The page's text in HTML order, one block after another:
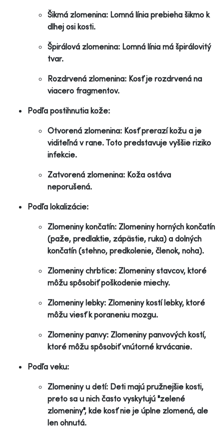
Šikmá zlomenina: Lomná línia prebieha šikmo k
dlhej osi kosti.
Špirálová zlomenina: Lomná línia má špirálovitý
tvar.
Rozdrvená zlomenina: Kosť je rozdrvená na
viacero fragmentov.
Podľa postihnutia kože:
Otvorená zlomenina: Kosť prerazí kožu a je
viditeľná v rane. Toto predstavuje vyššie riziko
infekcie.
Zatvorená zlomenina: Koža ostáva
neporušená.
Podľa lokalizácie:
Zlomeniny končatín: Zlomeniny horných končatín
(paže, predlaktie, zápästie, ruka) a dolných
končatín (stehno, predkolenie, členok, noha).
Zlomeniny chrbtice: Zlomeniny stavcov, ktoré
môžu spôsobiť poškodenie miechy.
Zlomeniny lebky: Zlomeniny kostí lebky, ktoré
môžu viesť k poraneniu mozgu.
Zlomeniny panvy: Zlomeniny panvových kostí,
ktoré môžu spôsobiť vnútorné krvácanie.
Podľa veku:
Zlomeniny u detí: Deti majú pružnejšie kosti,
preto sa u nich často vyskytujú "zelené
zlomeniny", kde kosť nie je úplne zlomená, ale
len ohnutá.